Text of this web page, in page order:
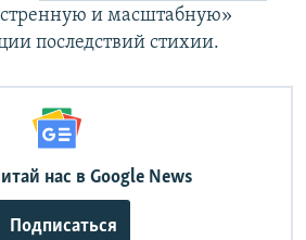
и масштабную»
последствий стихии.
нас в Google News
Подписаться